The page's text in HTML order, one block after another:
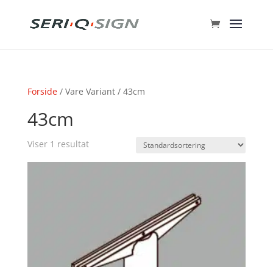
Forside/ Vare Variant / 43cm
43cm
Viser 1 resultat